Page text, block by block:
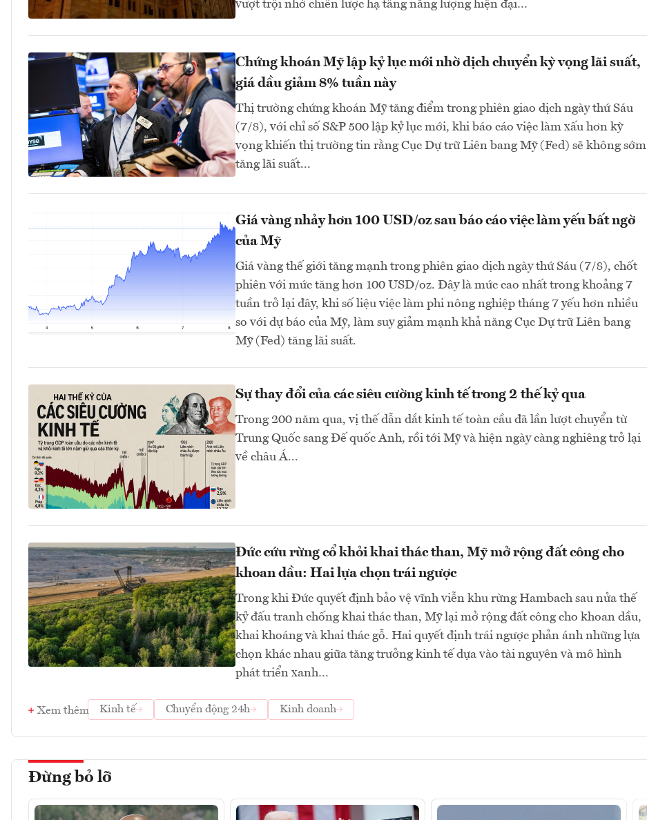
vượt trội nhờ chiến lược hạ tầng năng lượng hiện đại…
Chứng khoán Mỹ lập kỷ lục mới nhờ dịch chuyển kỳ vọng lãi suất,
giá dầu giảm 8% tuần này
Thị trường chứng khoán Mỹ tăng điểm trong phiên giao dịch ngày thứ Sáu
(7/8), với chỉ số S&P 500 lập kỷ lục mới, khi báo cáo việc làm xấu hơn kỳ
vọng khiến thị trường tin rằng Cục Dự trữ Liên bang Mỹ (Fed) sẽ không sớm
tăng lãi suất...
Giá vàng nhảy hơn 100 USD/oz sau báo cáo việc làm yếu bất ngờ
của Mỹ
Giá vàng thế giới tăng mạnh trong phiên giao dịch ngày thứ Sáu (7/8), chốt
phiên với mức tăng hơn 100 USD/oz. Đây là mức cao nhất trong khoảng 7
tuần trở lại đây, khi số liệu việc làm phi nông nghiệp tháng 7 yếu hơn nhiều
so với dự báo của Mỹ, làm suy giảm mạnh khả năng Cục Dự trữ Liên bang
Mỹ (Fed) tăng lãi suất.
Sự thay đổi của các siêu cường kinh tế trong 2 thế kỷ qua
Trong 200 năm qua, vị thế dẫn dắt kinh tế toàn cầu đã lần lượt chuyển từ
Trung Quốc sang Đế quốc Anh, rồi tới Mỹ và hiện ngày càng nghiêng trở lại
về châu Á...
Đức cứu rừng cổ khỏi khai thác than, Mỹ mở rộng đất công cho
khoan dầu: Hai lựa chọn trái ngược
Trong khi Đức quyết định bảo vệ vĩnh viễn khu rừng Hambach sau nửa thế
kỷ đấu tranh chống khai thác than, Mỹ lại mở rộng đất công cho khoan dầu,
khai khoáng và khai thác gỗ. Hai quyết định trái ngược phản ánh những lựa
chọn khác nhau giữa tăng trưởng kinh tế dựa vào tài nguyên và mô hình
phát triển xanh…
Xem thêm Kinh tế Chuyển động 24h Kinh doanh
Đừng bỏ lỡ